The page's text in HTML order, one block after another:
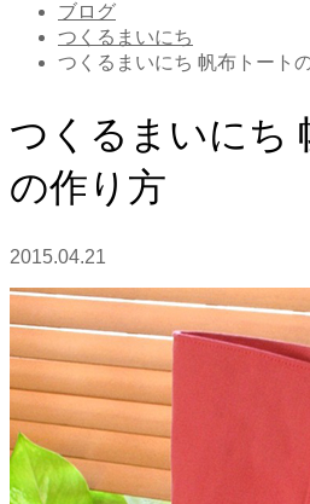
ブログ
つくるまいにち
つくるまいにち 帆布トート
つくるまいにち
の作り方
2015.04.21